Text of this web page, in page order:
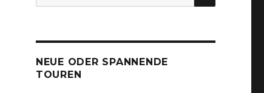
nach:
NEUE ODER SPANNENDE
TOUREN